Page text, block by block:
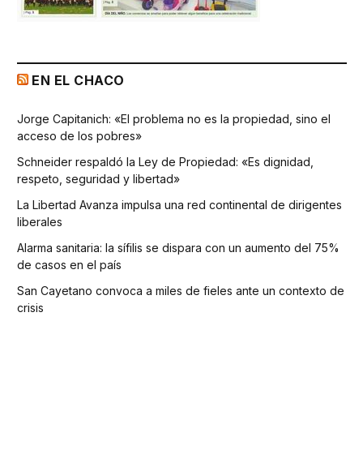
EN EL CHACO
Jorge Capitanich: «El problema no es la propiedad, sino el
acceso de los pobres»
Schneider respaldó la Ley de Propiedad: «Es dignidad,
respeto, seguridad y libertad»
La Libertad Avanza impulsa una red continental de dirigentes
liberales
Alarma sanitaria: la sífilis se dispara con un aumento del 75%
de casos en el país
San Cayetano convoca a miles de fieles ante un contexto de
crisis